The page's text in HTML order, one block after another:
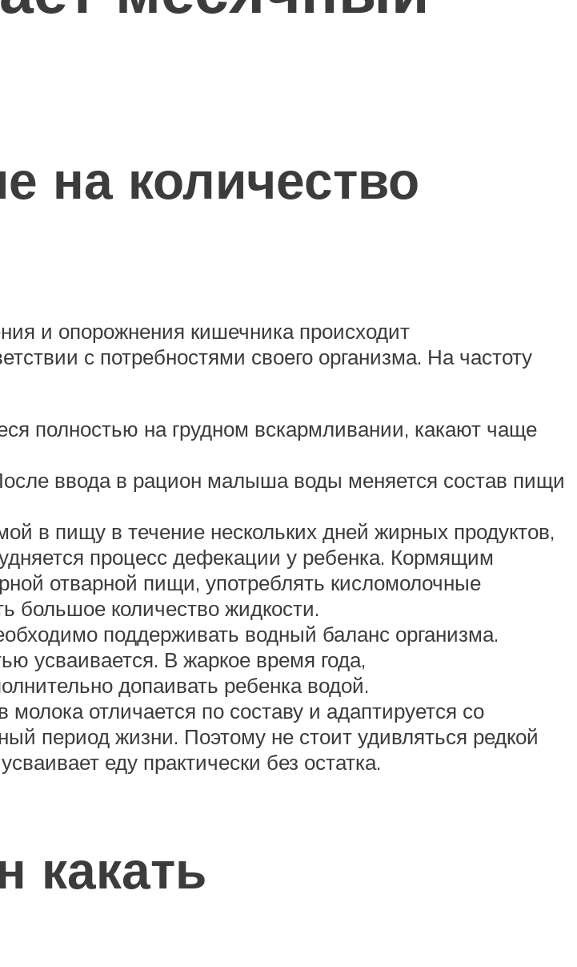
на количество
и опорожнения кишечника происходит
с потребностями своего организма. На частоту
полностью на грудном вскармливании, какают чаще
ввода в рацион малыша воды меняется состав пищи
в пищу в течение нескольких дней жирных продуктов,
процесс дефекации у ребенка. Кормящим
отварной пищи, употреблять кисломолочные
большое количество жидкости.
поддерживать водный баланс организма.
усваивается. В жаркое время года,
допаивать ребенка водой.
отличается по составу и адаптируется со
период жизни. Поэтому не стоит удивляться редкой
еду практически без остатка.
какать